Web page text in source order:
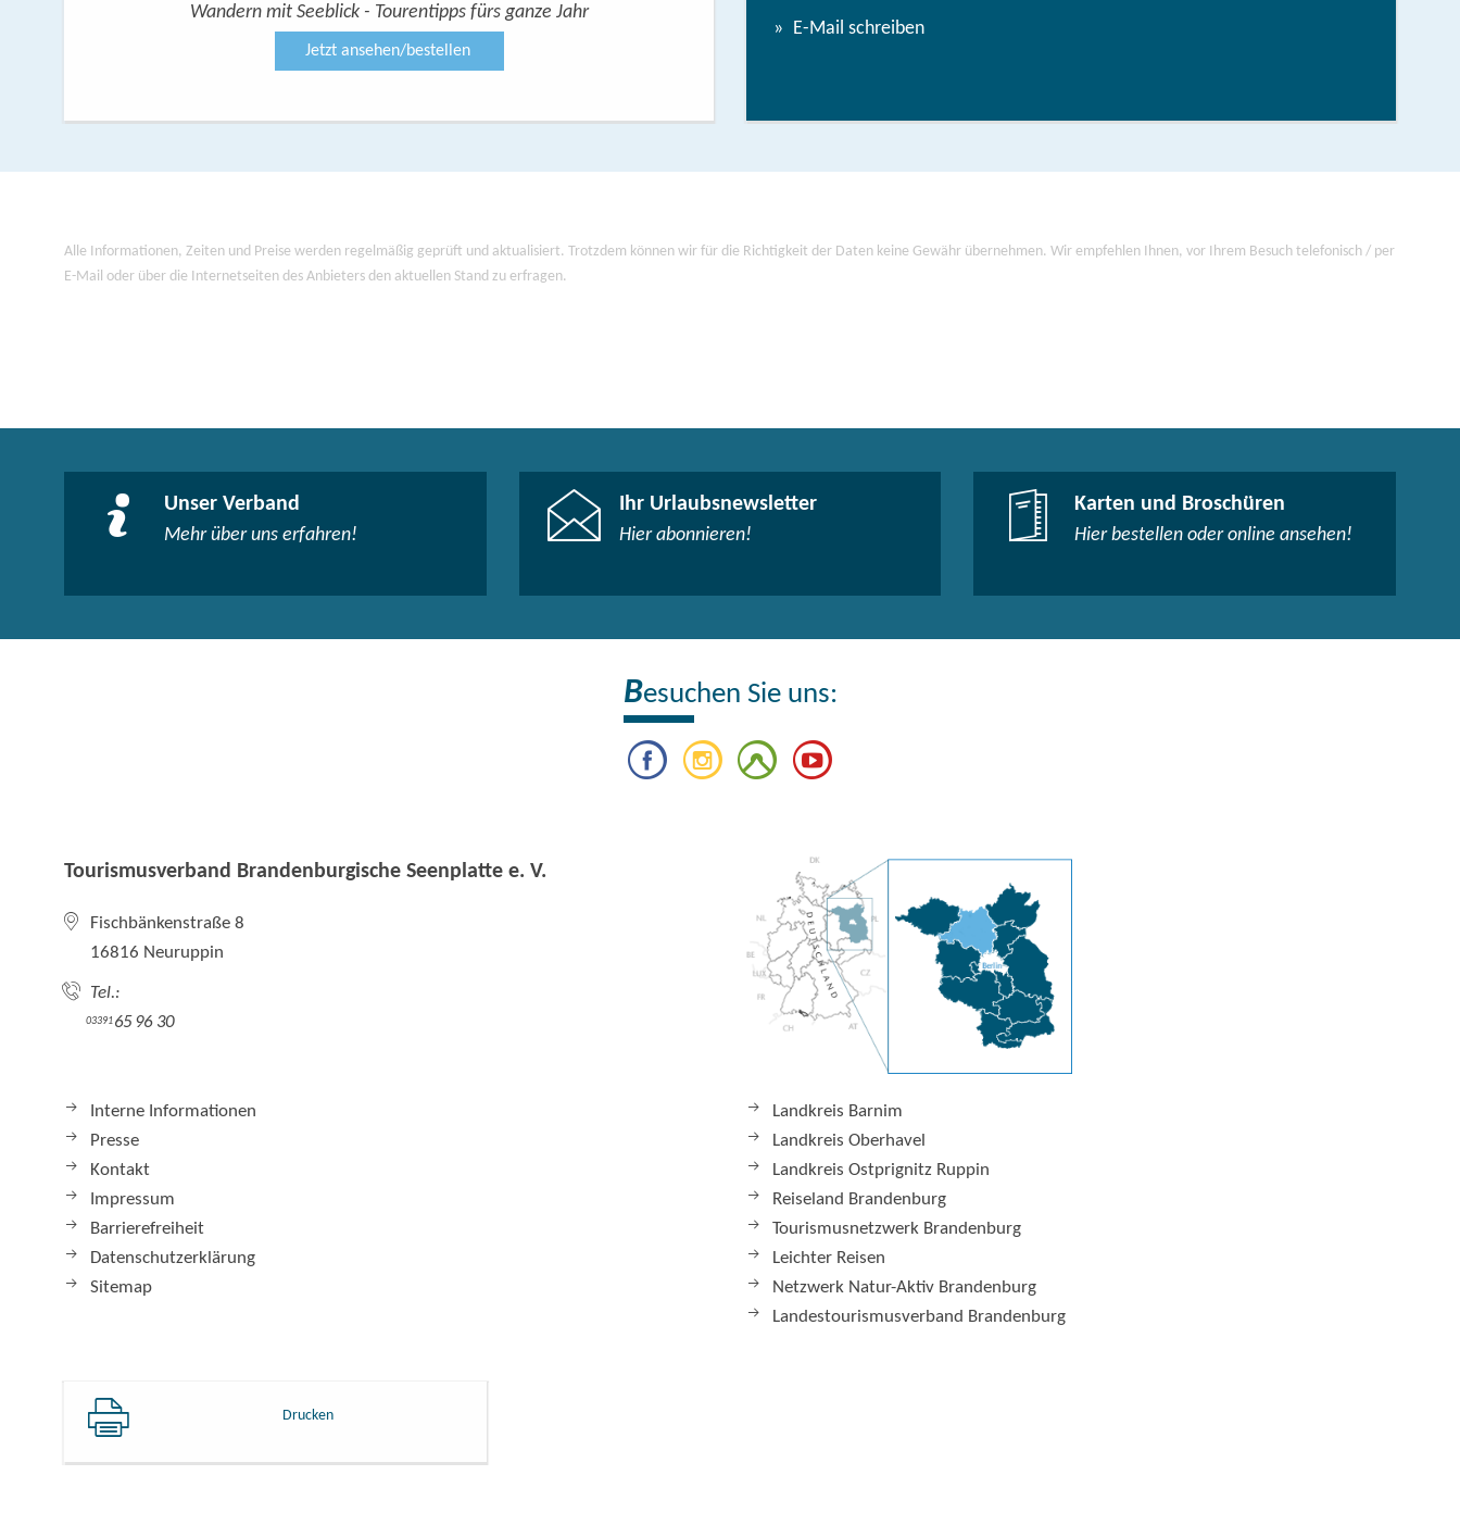
Wandern mit Seeblick - Tourentipps fürs ganze Jahr
Jetzt ansehen/bestellen
E-Mail schreiben
Alle Informationen, Zeiten und Preise werden regelmäßig geprüft und aktualisiert. Trotzdem können wir für die Richtigkeit der Daten keine Gewähr übernehmen. Wir empfehlen Ihnen, vor Ihrem Besuch telefonisch / per
E-Mail oder über die Internetseiten des Anbieters den aktuellen Stand zu erfragen.
Unser Verband
Mehr über uns erfahren!
Ihr Urlaubsnewsletter
Hier abonnieren!
Karten und Broschüren
Hier bestellen oder online ansehen!
Besuchen Sie uns:
Tourismusverband Brandenburgische Seenplatte e. V.
Fischbänkenstraße 8
16816 Neuruppin
Tel.:
0339165 96 30
Interne Informationen
Presse
Kontakt
Impressum
Barrierefreiheit
Datenschutzerklärung
Sitemap
Landkreis Barnim
Landkreis Oberhavel
Landkreis Ostprignitz Ruppin
Reiseland Brandenburg
Tourismusnetzwerk Brandenburg
Leichter Reisen
Netzwerk Natur-Aktiv Brandenburg
Landestourismusverband Brandenburg
Drucken